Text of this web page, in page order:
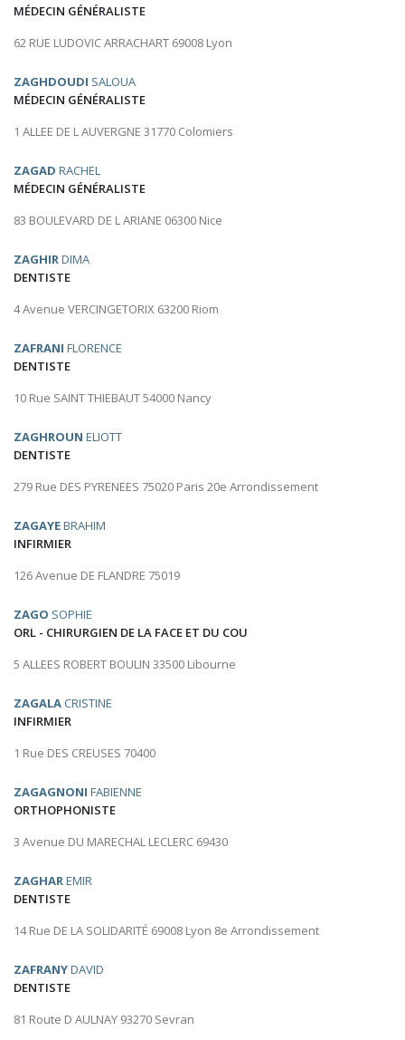
MÉDECIN GÉNÉRALISTE
62 RUE LUDOVIC ARRACHART 69008 Lyon
ZAGHDOUDI SALOUA
MÉDECIN GÉNÉRALISTE
1 ALLEE DE L AUVERGNE 31770 Colomiers
ZAGAD RACHEL
MÉDECIN GÉNÉRALISTE
83 BOULEVARD DE L ARIANE 06300 Nice
ZAGHIRDIMA
DENTISTE
4 Avenue VERCINGETORIX 63200 Riom
ZAFRANI FLORENCE
DENTISTE
10 Rue SAINT THIEBAUT 54000 Nancy
ZAGHROUN ELIOTT
DENTISTE
279 Rue DES PYRENEES 75020 Paris 20e Arrondissement
ZAGAYEBRAHIM
INFIRMIER
126 Avenue DE FLANDRE 75019
ZAGO SOPHIE
ORL - CHIRURGIEN DE LA FACE ET DU COU
5 ALLEES ROBERT BOULIN 33500 Libourne
ZAGALA CRISTINE
INFIRMIER
1 Rue DES CREUSES 70400
ZAGAGNONI FABIENNE
ORTHOPHONISTE
3 Avenue DU MARECHAL LECLERC 69430
ZAGHAREMIR
DENTISTE
14 Rue DE LA SOLIDARITÉ 69008 Lyon 8e Arrondissement
ZAFRANYDAVID
DENTISTE
81 Route D AULNAY 93270 Sevran